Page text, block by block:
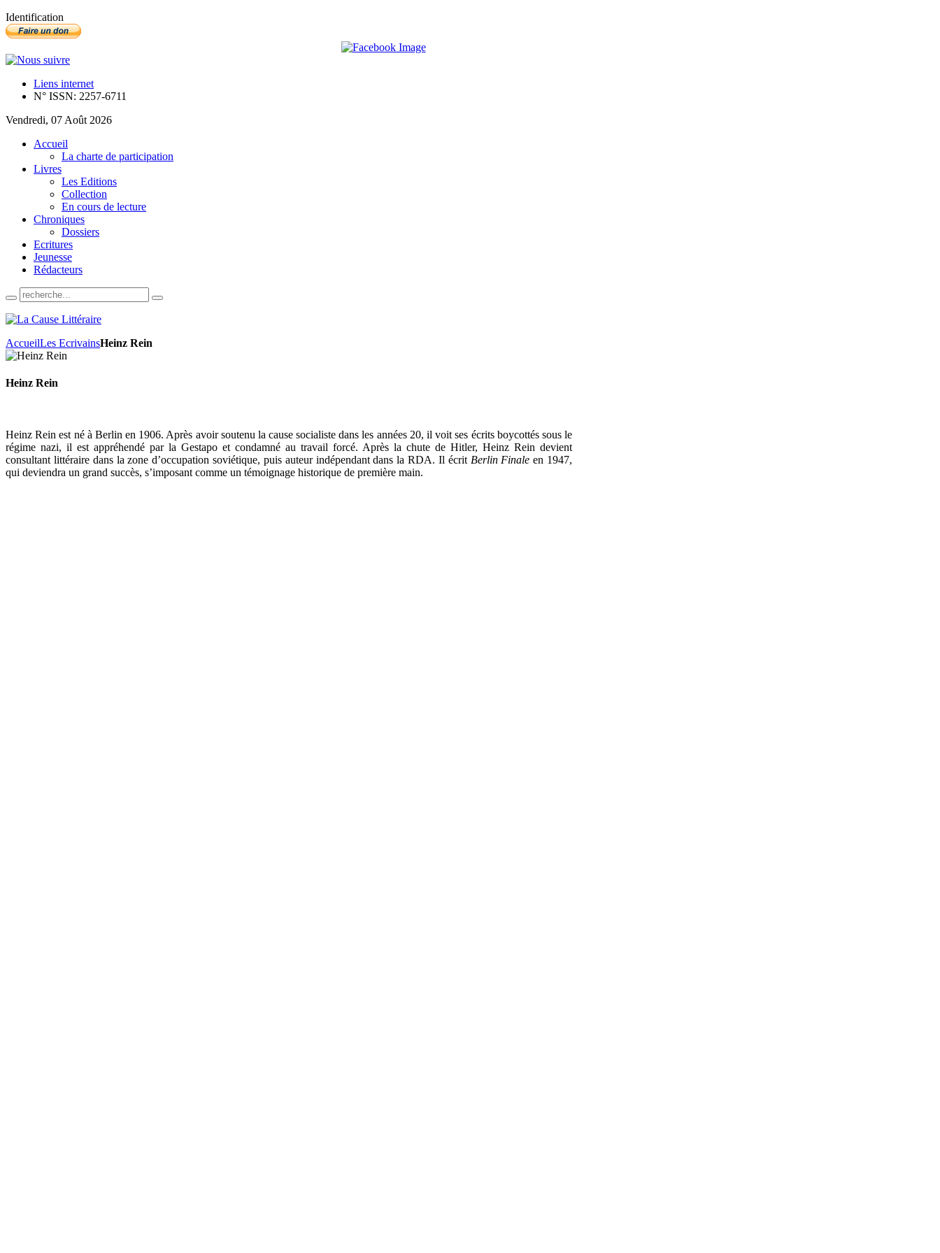
Identification
Liens internet
N° ISSN: 2257-6711
Vendredi, 07 Août 2026
Accueil
La charte de participation
Livres
Les Editions
Collection
En cours de lecture
Chroniques
Dossiers
Ecritures
Jeunesse
Rédacteurs
AccueilLes EcrivainsHeinz Rein
Heinz Rein
Heinz Rein est né à Berlin en 1906. Après avoir soutenu la cause socialiste dans les années 20, il voit ses écrits boycottés sous le
régime nazi, il est appréhendé par la Gestapo et condamné au travail forcé. Après la chute de Hitler, Heinz Rein devient
consultant littéraire dans la zone d’occupation soviétique, puis auteur indépendant dans la RDA. Il écrit Berlin Finaleen 1947,
qui deviendra un grand succès, s’imposant comme un témoignage historique de première main.